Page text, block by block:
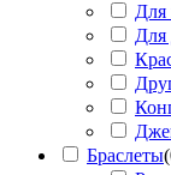
Для
Для
Браслеты(